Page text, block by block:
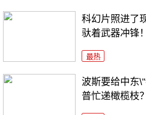
科幻片照进了
驮着武器冲锋！
最热
波斯要给中东
普忙递橄榄枝？